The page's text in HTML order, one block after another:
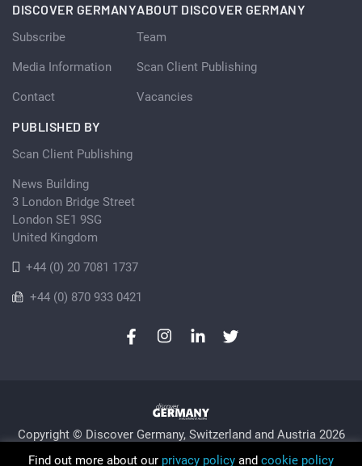
DISCOVER GERMANY
Subscribe
Media Information
Contact
ABOUT DISCOVER GERMANY
Team
Scan Client Publishing
Vacancies
PUBLISHED BY
Scan Client Publishing
News Building
3 London Bridge Street
London SE1 9SG
United Kingdom
+44 (0) 20 7081 1737
+44 (0) 870 933 0421
Copyright © Discover Germany, Switzerland and Austria 2026
Privacy Policy
Sitemap
Find out more about our privacy policy and cookie policy